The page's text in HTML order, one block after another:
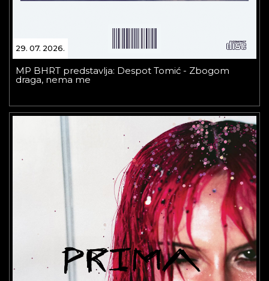
29. 07. 2026.
MP BHRT predstavlja: Despot Tomić - Zbogom
draga, nema me